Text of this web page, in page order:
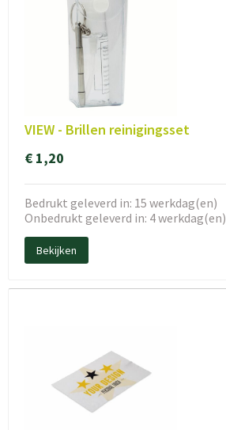
VIEW - Brillen reinigingsset
€ 1,20
Bedrukt geleverd in: 15 werkdag(en)
Onbedrukt geleverd in: 4 werkdag(en)
Bekijken